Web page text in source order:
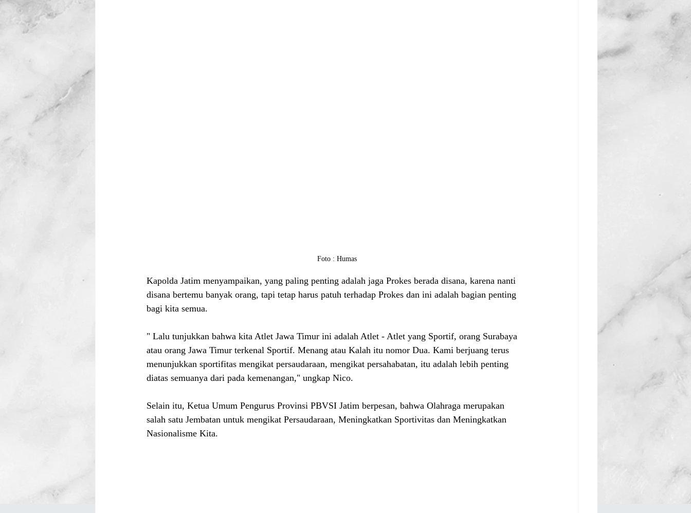
Foto : Humas
Kapolda Jatim menyampaikan, yang paling penting adalah jaga Prokes berada disana, karena nanti
disana bertemu banyak orang, tapi tetap harus patuh terhadap Prokes dan ini adalah bagian penting
bagi kita semua.
" Lalu tunjukkan bahwa kita Atlet Jawa Timur ini adalah Atlet - Atlet yang Sportif, orang Surabaya
atau orang Jawa Timur terkenal Sportif. Menang atau Kalah itu nomor Dua. Kami berjuang terus
menunjukkan sportifitas mengikat persaudaraan, mengikat persahabatan, itu adalah lebih penting
diatas semuanya dari pada kemenangan," ungkap Nico.
Selain itu, Ketua Umum Pengurus Provinsi PBVSI Jatim berpesan, bahwa Olahraga merupakan
salah satu Jembatan untuk mengikat Persaudaraan, Meningkatkan Sportivitas dan Meningkatkan
Nasionalisme Kita.